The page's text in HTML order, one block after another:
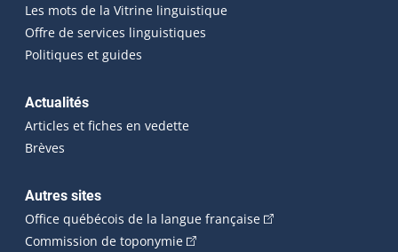
Les mots de la Vitrine linguistique
Offre de services linguistiques
Politiques et guides
Actualités
Articles et fiches en vedette
Brèves
Autres sites
Office québécois de la langue française(Cet hyperlien
Commission de toponymie(Cet hyperlien externe s'ouvrira